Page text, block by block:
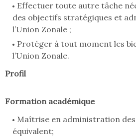
Effectuer toute autre tâche
des objectifs stratégiques et
l’Union Zonale ;
Protéger à tout moment les
l’Union Zonale.
Profil
Formation académique
Maîtrise en administration
équivalent;